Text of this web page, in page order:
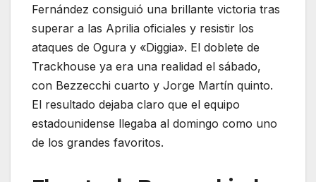
Fernández consiguió una brillante victoria tras
superar a las Aprilia oficiales y resistir los
ataques de Ogura y «Diggia». El doblete de
Trackhouse ya era una realidad el sábado,
con Bezzecchi cuarto y Jorge Martín quinto.
El resultado dejaba claro que el equipo
estadounidense llegaba al domingo como uno
de los grandes favoritos.